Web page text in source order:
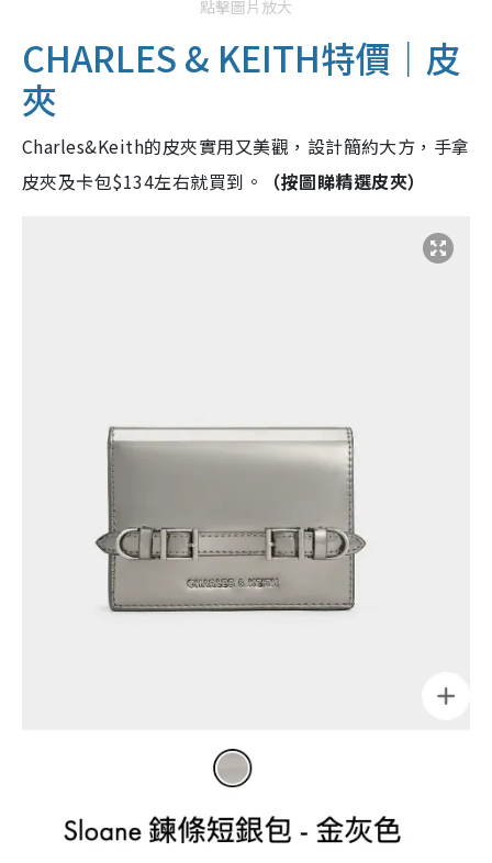
點擊圖片放大
CHARLES & KEITH特價｜ 皮
夾
Charles&Keith的皮夾實用又美觀，設計簡約大方，手拿
皮夾及卡包$134左右就買到。
（按圖睇精選皮夾）